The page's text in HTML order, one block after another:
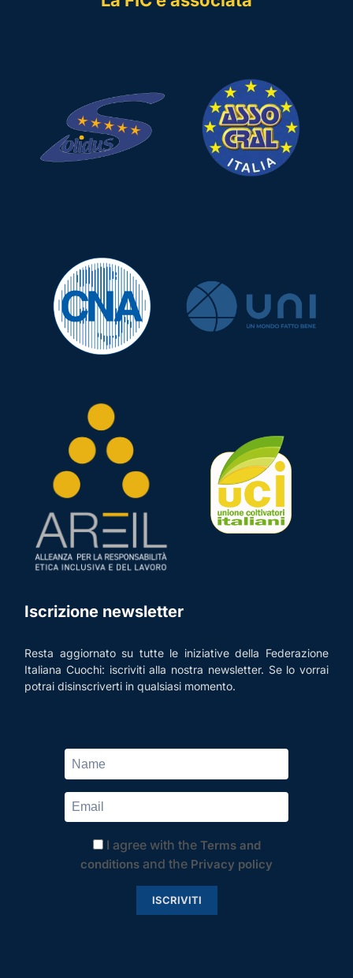
Iscrizione newsletter
Resta aggiornato su tutte le iniziative della Federazione
Italiana Cuochi: iscriviti alla nostra newsletter. Se lo vorrai
potrai disinscriverti in qualsiasi momento.
I agree with the Terms and
conditions and the Privacy policy
ISCRIVITI